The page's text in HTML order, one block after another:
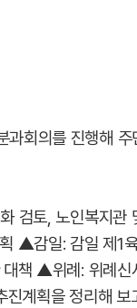
회의를 진행해
검토, 노인복지
▲감일: 감일 제1
책 ▲위례: 위례
계획을 정리해 보